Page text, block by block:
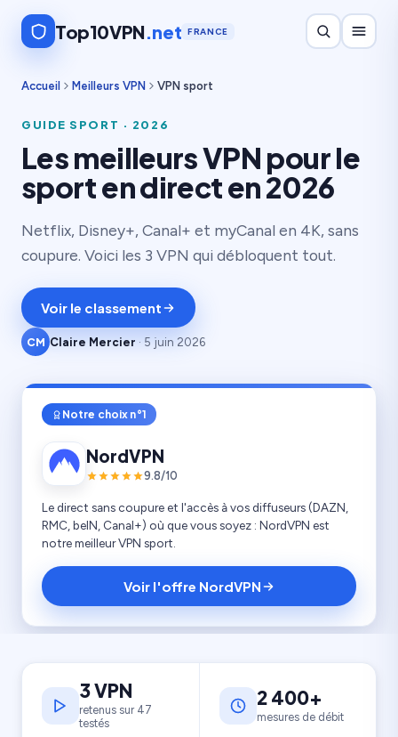
Top10VPN.net FRANCE
Accueil Meilleurs VPN VPN sport
GUIDE SPORT · 2026
Les meilleurs VPN pour le
sport en direct en 2026
Netflix, Disney+, Canal+ et myCanal en 4K, sans
coupure. Voici les 3 VPN qui débloquent tout.
Voir le classement
CM Claire Mercier · 5 juin 2026
Notre choix n°1
NordVPN
9.8/10
Le direct sans coupure et l'accès à vos diffuseurs (DAZN,
RMC, beIN, Canal+) où que vous soyez : NordVPN est
notre meilleur VPN sport.
Voir l'offre NordVPN
3 VPN
retenus sur 47
testés
2 400+
mesures de débit